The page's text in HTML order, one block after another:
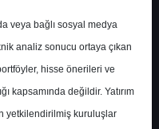
BANKASI
veya bağlı sosyal medya
analiz sonucu ortaya çıkan
hisse önerileri ve
kapsamında değildir. Yatırım
yetkilendirilmiş kuruluşlar